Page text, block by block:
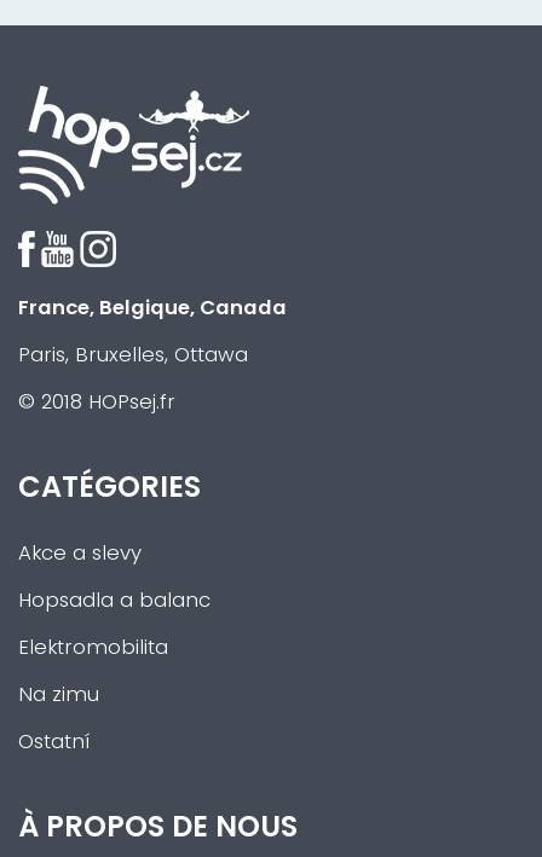
France, Belgique, Canada
Paris, Bruxelles, Ottawa
© 2018 HOPsej.fr
CATÉGORIES
Akce a slevy
Hopsadla a balanc
Elektromobilita
Na zimu
Ostatní
À PROPOS DE NOUS